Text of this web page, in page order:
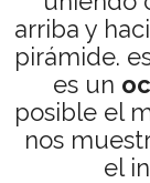
arriba y
pirámide.
es un
posible el
nos
el